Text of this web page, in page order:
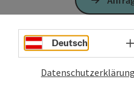
Zur
Deutsch
Datenschutzerklärung